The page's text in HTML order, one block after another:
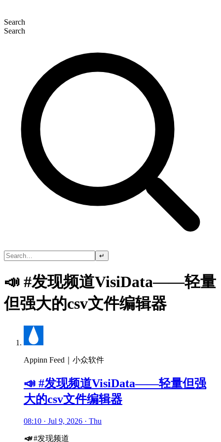
Search
Search
↵
📣 #发现频道VisiData——轻量
但强大的csv文件编辑器
Appinn Feed｜小众软件
📣 #发现频道VisiData——轻量但强
大的csv文件编辑器
08:10 · Jul 9, 2026 · Thu
📣#发现频道